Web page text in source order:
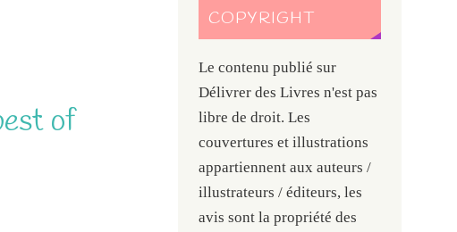
of
COPYRIGHT
Le contenu publié sur
Délivrer des Livres n'est pas
libre de droit. Les
couvertures et illustrations
appartiennent aux auteurs /
illustrateurs / éditeurs, les
avis sont la propriété des